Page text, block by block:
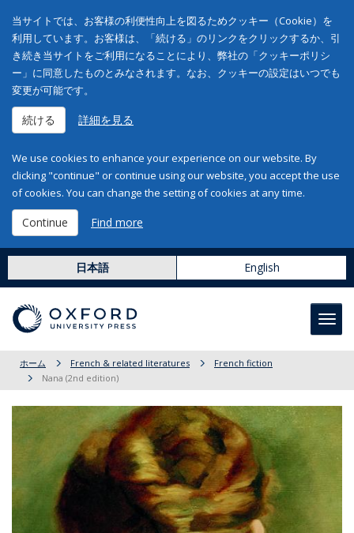
当サイトでは、お客様の利便性向上を図るためクッキー（Cookie）を
利用しています。お客様は、「続ける」のリンクをクリックするか、引
き続き当サイトをご利用になることにより、弊社の「クッキーポリシ
ー」に同意したものとみなされます。なお、クッキーの設定はいつでも
変更が可能です。
続ける 詳細を見る
We use cookies to enhance your experience on our website. By
clicking "continue" or continue using our website, you accept the use
of cookies. You can change the setting of cookies at any time.
Continue Find more
日本語 English
ホーム French & related literatures
French fiction
Nana (2nd edition)